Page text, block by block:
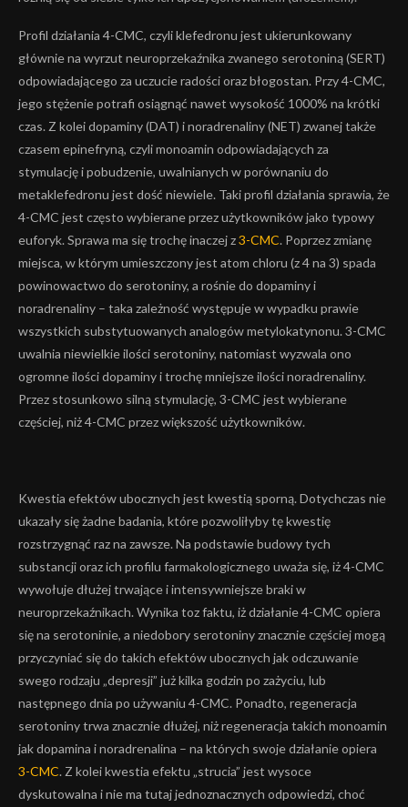
Profil działania 4-CMC, czyli klefedronu jest ukierunkowany
głównie na wyrzut neuroprzekaźnika zwanego serotoniną (SERT)
odpowiadającego za uczucie radości oraz błogostan. Przy 4-CMC,
jego stężenie potrafi osiągnąć nawet wysokość 1000% na krótki
czas. Z kolei dopaminy (DAT) i noradrenaliny (NET) zwanej także
czasem epinefryną, czyli monoamin odpowiadających za
stymulację i pobudzenie, uwalnianych w porównaniu do
metaklefedronu jest dość niewiele. Taki profil działania sprawia, że
4-CMC jest często wybierane przez użytkowników jako typowy
euforyk. Sprawa ma się trochę inaczej z3-CMC. Poprzez zmianę
miejsca, w którym umieszczony jest atom chloru (z 4 na 3) spada
powinowactwo do serotoniny, a rośnie do dopaminy i
noradrenaliny – taka zależność występuje w wypadku prawie
wszystkich substytuowanych analogów metylokatynonu. 3-CMC
uwalnia niewielkie ilości serotoniny, natomiast wyzwala ono
ogromne ilości dopaminy i trochę mniejsze ilości noradrenaliny.
Przez stosunkowo silną stymulację, 3-CMC jest wybierane
częściej, niż 4-CMC przez większość użytkowników.
Kwestia efektów ubocznych jest kwestią sporną. Dotychczas nie
ukazały się żadne badania, które pozwoliłyby tę kwestię
rozstrzygnąć raz na zawsze. Na podstawie budowy tych
substancji oraz ich profilu farmakologicznego uważa się, iż 4-CMC
wywołuje dłużej trwające i intensywniejsze braki w
neuroprzekaźnikach. Wynika toz faktu, iż działanie 4-CMC opiera
się na serotoninie, a niedobory serotoniny znacznie częściej mogą
przyczyniać się do takich efektów ubocznych jak odczuwanie
swego rodzaju „depresji” już kilka godzin po zażyciu, lub
następnego dnia po używaniu 4-CMC. Ponadto, regeneracja
serotoniny trwa znacznie dłużej, niż regeneracja takich monoamin
jak dopamina i noradrenalina – na których swoje działanie opiera
3-CMC. Z kolei kwestia efektu „strucia” jest wysoce
dyskutowalna i nie ma tutaj jednoznacznych odpowiedzi, choć